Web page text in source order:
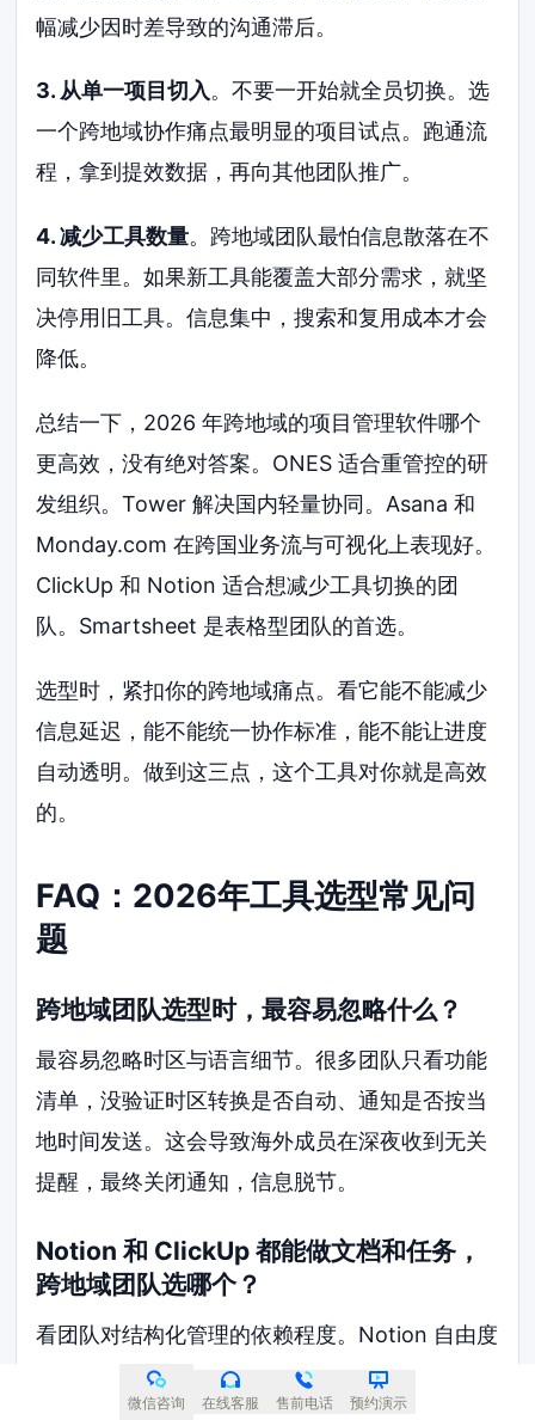
幅减少因时差导致的沟通滞后。
3. 从单一项目切入。不要一开始就全员切换。选
一个跨地域协作痛点最明显的项目试点。跑通流
程，拿到提效数据，再向其他团队推广。
4. 减少工具数量。跨地域团队最怕信息散落在不
同软件里。如果新工具能覆盖大部分需求，就坚
决停用旧工具。信息集中，搜索和复用成本才会
降低。
总结一下，2026 年跨地域的项目管理软件哪个
更高效，没有绝对答案。ONES 适合重管控的研
发组织。Tower 解决国内轻量协同。Asana 和
Monday.com 在跨国业务流与可视化上表现好。
ClickUp 和 Notion 适合想减少工具切换的团
队。Smartsheet 是表格型团队的首选。
选型时，紧扣你的跨地域痛点。看它能不能减少
信息延迟，能不能统一协作标准，能不能让进度
自动透明。做到这三点，这个工具对你就是高效
的。
FAQ：2026年工具选型常见问
题
跨地域团队选型时，最容易忽略什么？
最容易忽略时区与语言细节。很多团队只看功能
清单，没验证时区转换是否自动、通知是否按当
地时间发送。这会导致海外成员在深夜收到无关
提醒，最终关闭通知，信息脱节。
Notion 和 ClickUp 都能做文档和任务，
跨地域团队选哪个？
看团队对结构化管理的依赖程度。Notion 自由度
高，适合重文档沉淀、任务逻辑简单的团队。
微信咨询 在线客服 售前电话 预约演示